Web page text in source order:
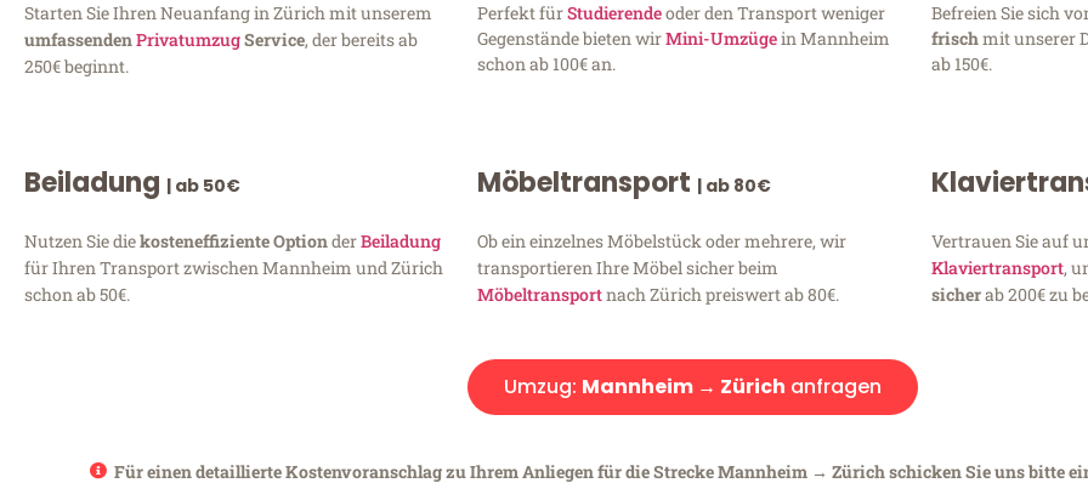
Starten Sie Ihren Neuanfang in Zürich mit unserem
umfassendenPrivatumzugService, der bereits ab
250€ beginnt.
Perfekt fürStudierendeoder den Transport weniger
Gegenstände bieten wirMini-Umzügein Mannheim
schon ab 100€ an.
Befreien Sie sich
frischmit unserer
ab 150€.
Beiladung | ab 50€
Nutzen Sie diekosteneffiziente OptionderBeiladung
für Ihren Transport zwischen Mannheim und Zürich
schon ab 50€.
Möbeltransport | ab 80€
Ob ein einzelnes Möbelstück oder mehrere, wir
transportieren Ihre Möbel sicher beim
Möbeltransportnach Zürich preiswert ab 80€.
Vertrauen Sie auf
Klaviertransport,
sicherab 200€ zu
Umzug: Mannheim → Zürich anfragen
Für einen detaillierte Kostenvoranschlag zu Ihrem Anliegen für die Strecke Mannheim → Zürich schicken Sie uns bitte